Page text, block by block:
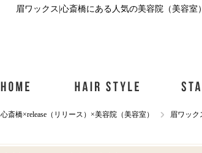
眉ワックス|心斎橋にある人気の美容院（美容室
心斎橋×release（リリース）×美容院（美容室） 眉ワック